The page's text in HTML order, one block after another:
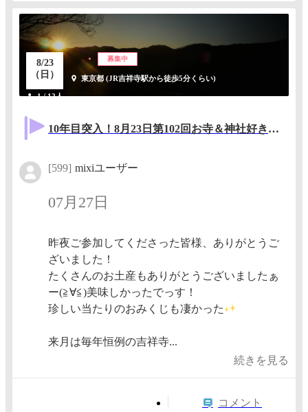
8/23
（日）
募集中
東京都 (JR吉祥寺駅から徒歩5分くらい)
1 / 12人
10年目突入！8月23日第102回お寺＆神社好き集まれ会！！次回9月27日の予定
[599] mixiユーザー
07月27日
昨夜ご参加してくださった皆様、ありがとうご
ざいました！
たくさんのお土産もありがとうございましたぁ
ー(≧∀≦)美味しかったでっす！
珍しい当たりのおみくじも凄かった
来月は毎年恒例の吉祥寺...
続きを見る
コメント